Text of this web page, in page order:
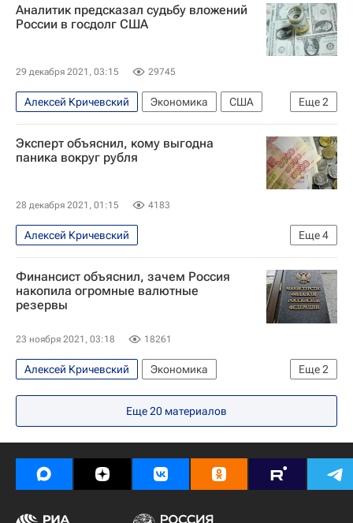
Экономика
Рубль США
Европа
Аналитик предсказал судьбу вложений
России в госдолг США
29 декабря 2021, 03:15 29745
Еще2
Алексей Кричевский Экономика
США
Министерство финансов США
Россия
Эксперт объяснил, кому выгодна
паника вокруг рубля
28 декабря 2021, 01:15 4183
Еще4
Алексей Кричевский
Ситуация с курсами валют и ценами на нефть
Экономика
Рубль Россия
Финансист объяснил, зачем Россия
накопила огромные валютные
резервы
23 ноября 2021, 03:18 18261
Еще2
Алексей Кричевский
Экономика
Министерство финансов РФ (Минфин России)
Еще20 материалов